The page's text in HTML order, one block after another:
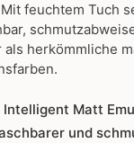
Mit feuchtem Tuch
als herkömmliche
Matt
und